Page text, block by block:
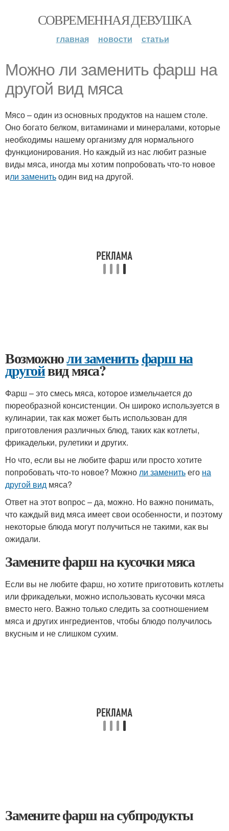
СОВРЕМЕННАЯ ДЕВУШКА
главная новости статьи
Можно ли заменить фарш на
другой вид мяса
Мясо – один из основных продуктов на нашем столе.
Оно богато белком, витаминами и минералами, которые
необходимы нашему организму для нормального
функционирования. Но каждый из нас любит разные
виды мяса, иногда мы хотим попробовать что-то новое
или заменитьодин вид на другой.
Возможноли заменитьфарш на
другойвид мяса?
Фарш – это смесь мяса, которое измельчается до
пюреобразной консистенции. Он широко используется в
кулинарии, так как может быть использован для
приготовления различных блюд, таких как котлеты,
фрикадельки, рулетики и других.
Но что, если вы не любите фарш или просто хотите
попробовать что-то новое? Можноли заменитьего на
другой вид мяса?
Ответ на этот вопрос – да, можно. Но важно понимать,
что каждый вид мяса имеет свои особенности, и поэтому
некоторые блюда могут получиться не такими, как вы
ожидали.
Замените фарш на кусочки мяса
Если вы не любите фарш, но хотите приготовить котлеты
или фрикадельки, можно использовать кусочки мяса
вместо него. Важно только следить за соотношением
мяса и других ингредиентов, чтобы блюдо получилось
вкусным и не слишком сухим.
Замените фарш на субпродукты